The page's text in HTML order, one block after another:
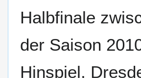
Halbfinale
der Saison
Hinspiel,